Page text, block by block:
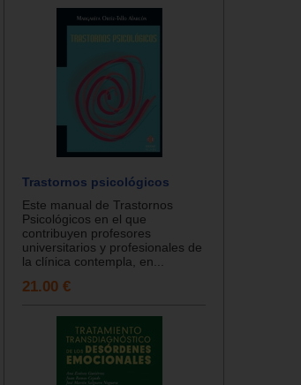
Trastornos psicológicos
Este manual de Trastornos
Psicológicos en el que
contribuyen profesores
universitarios y profesionales de
la clínica contempla, en...
21.00 €